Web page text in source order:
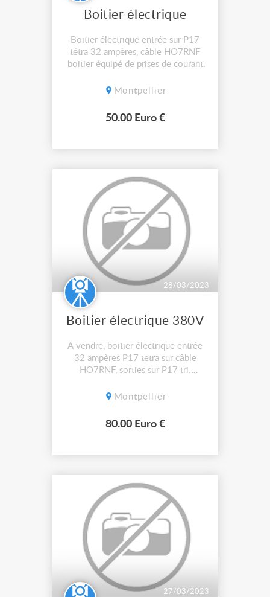
Boitier électrique
Boitier électrique entrée sur P17
tétra 32 ampères, câble HO7RNF
boitier équipé de prises de courant
Montpellier
50.00 Euro €
28/03/2023
Boitier électrique 380V
A vendre, boitier électrique entrée
32 ampères P17 tetra sur câble
HO7RNF, sorties sur P17 tri.
différentiel. Câble 15M 5G6
aucun envoi. 80€.
Montpellier
80.00 Euro €
27/03/2023